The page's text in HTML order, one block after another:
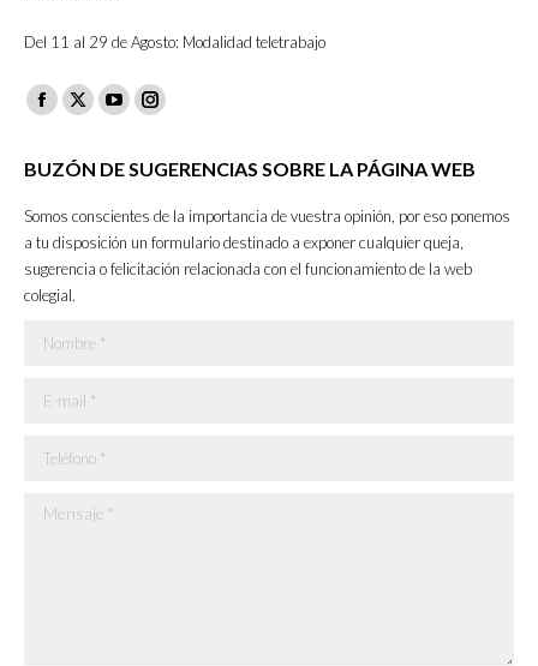
Del 11 al 29 de Agosto: Modalidad teletrabajo
Facebook
opens
new
window
X
opens
new
window
YouTube
opens
new
window
Instagram
opens
in
new
window
BUZÓN DE SUGERENCIAS SOBRE LA PÁGINA WEB
Somos conscientes de la importancia de vuestra opinión, por eso ponemos
a tu disposición un formulario destinado a exponer cualquier queja,
sugerencia o felicitación relacionada con el funcionamiento de la web
colegial.
Nombre *
E-mail *
Teléfono *
Mensaje *